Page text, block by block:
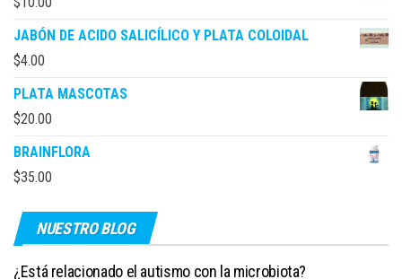
JABÓN DE ACIDO SALICÍLICO Y PLATA COLOIDAL
$4.00
PLATA MASCOTAS
$20.00
BRAINFLORA
$35.00
NUESTRO BLOG
¿Está relacionado el autismo con la microbiota?